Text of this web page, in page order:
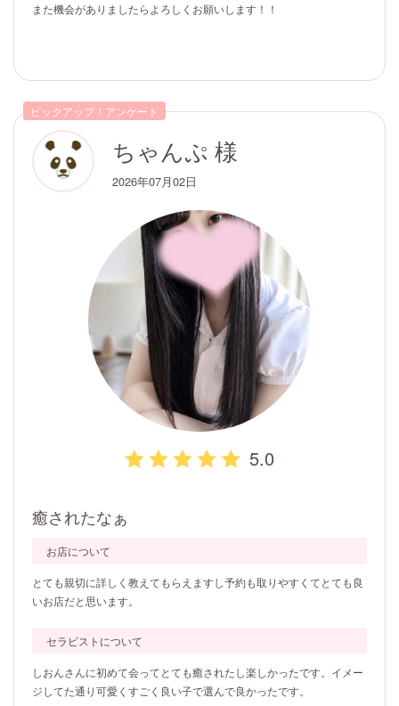
また機会がありましたらよろしくお願いします！！
ピックアップ！アンケート
ちゃんぷ 様
2026年07月02日
5.0
癒されたなぁ
お店について
とても親切に詳しく教えてもらえますし予約も取りやすくてとても良
いお店だと思います。
セラピストについて
しおんさんに初めて会ってとても癒されたし楽しかったです。イメー
ジしてた通り可愛くすごく良い子で選んで良かったです。